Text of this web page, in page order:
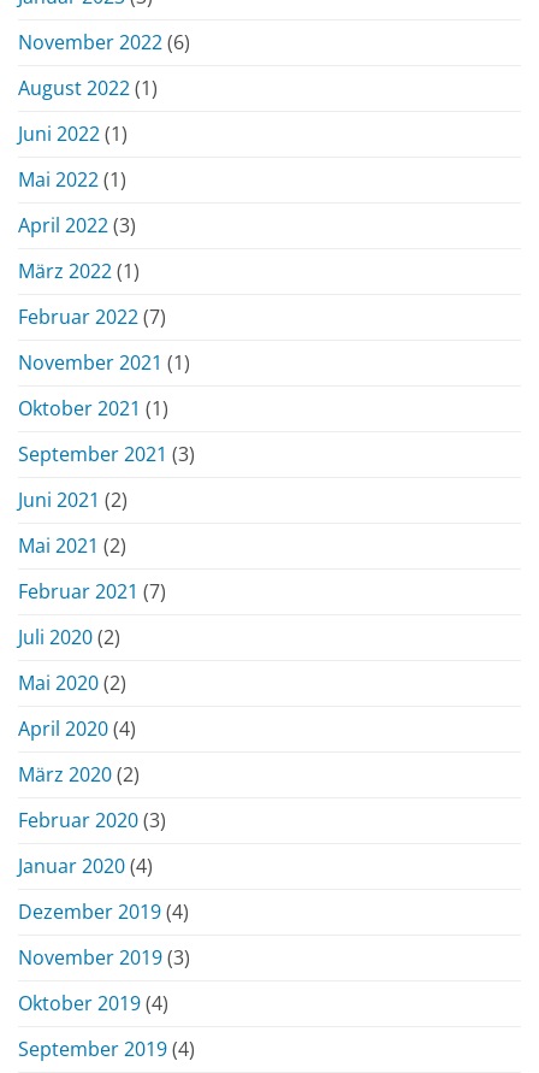
November 2022(6)
August 2022(1)
Juni 2022(1)
Mai 2022(1)
April 2022(3)
März 2022(1)
Februar 2022(7)
November 2021 (1)
Oktober 2021 (1)
September 2021 (3)
Juni 2021 (2)
Mai 2021 (2)
Februar 2021 (7)
Juli 2020(2)
Mai 2020(2)
April 2020(4)
März 2020(2)
Februar 2020(3)
Januar 2020(4)
Dezember 2019(4)
November 2019(3)
Oktober 2019(4)
September 2019(4)